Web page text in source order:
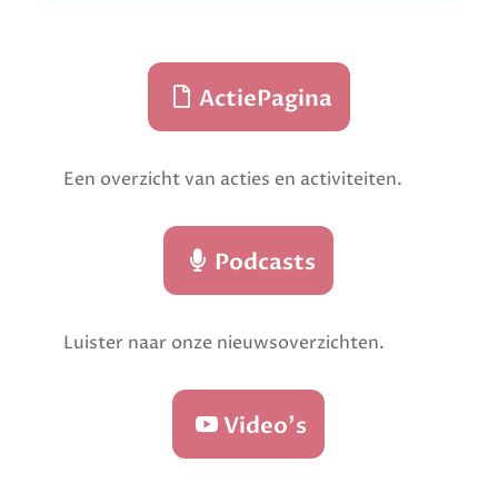
 ActiePagina
Een overzicht van acties en activiteiten.
 Podcasts
Luister naar onze nieuwsoverzichten.
 Video's